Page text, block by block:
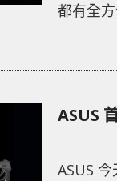
都有全方位革新。 前年
底，我
本會有多
ASUS
ASUS